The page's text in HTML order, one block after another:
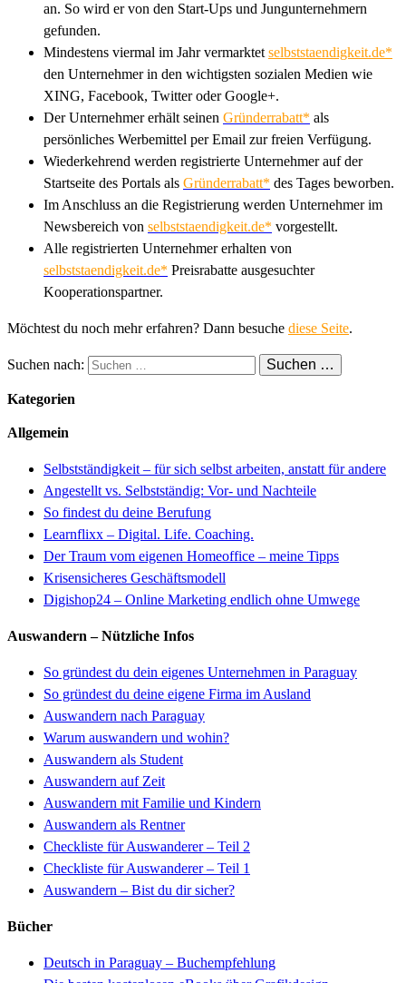
an. So wird er von den Start-Ups und Jungunternehmern
gefunden.
Mindestens viermal im Jahr vermarktet selbststaendigkeit.de*
den Unternehmer in den wichtigsten sozialen Medien wie
XING, Facebook, Twitter oder Google+.
Der Unternehmer erhält seinen Gründerrabatt* als
persönliches Werbemittel per Email zur freien Verfügung.
Wiederkehrend werden registrierte Unternehmer auf der
Startseite des Portals als Gründerrabatt* des Tages beworben.
Im Anschluss an die Registrierung werden Unternehmer im
Newsbereich von selbststaendigkeit.de* vorgestellt.
Alle registrierten Unternehmer erhalten von
selbststaendigkeit.de* Preisrabatte ausgesuchter
Kooperationspartner.
Möchtest du noch mehr erfahren? Dann besuche diese Seite.
Suchen nach:
Kategorien
Allgemein
Selbstständigkeit – für sich selbst arbeiten, anstatt für andere
Angestellt vs. Selbstständig: Vor- und Nachteile
So findest du deine Berufung
Learnflixx – Digital. Life. Coaching.
Der Traum vom eigenen Homeoffice – meine Tipps
Krisensicheres Geschäftsmodell
Digishop24 – Online Marketing endlich ohne Umwege
Auswandern – Nützliche Infos
So gründest du dein eigenes Unternehmen in Paraguay
So gründest du deine eigene Firma im Ausland
Auswandern nach Paraguay
Warum auswandern und wohin?
Auswandern als Student
Auswandern auf Zeit
Auswandern mit Familie und Kindern
Auswandern als Rentner
Checkliste für Auswanderer– Teil 2
Checkliste für Auswanderer – Teil 1
Auswandern – Bist du dir sicher?
Bücher
Deutsch in Paraguay – Buchempfehlung